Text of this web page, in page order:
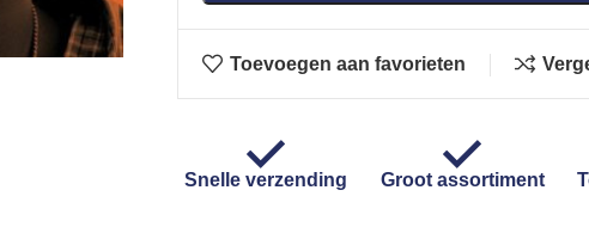
Toevoegen aan favorieten
Snelle verzending Groot assortiment